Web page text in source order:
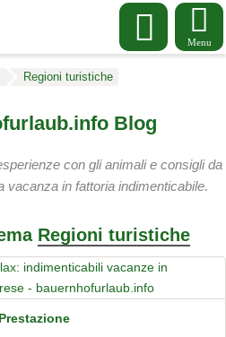
Menu
Regioni turistiche
Blog
con gli animali e consigli da
vacanza in fattoria indimenticabile.
Regioni turistiche
Prestazione